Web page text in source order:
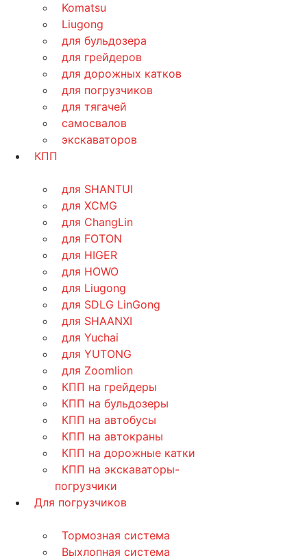
Komatsu
Liugong
для бульдозера
для грейдеров
для дорожных катков
для погрузчиков
для тягачей
самосвалов
экскаваторов
КПП
для SHANTUI
для XCMG
для ChangLin
для FOTON
для HIGER
для HOWO
для Liugong
для SDLG LinGong
для SHAANXI
для Yuchai
для YUTONG
для Zoomlion
КПП на грейдеры
КПП на бульдозеры
КПП на автобусы
КПП на автокраны
КПП на дорожные катки
КПП на экскаваторы-
погрузчики
Для погрузчиков
Тормозная система
Выхлопная система